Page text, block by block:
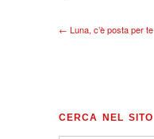
← Luna, c’è posta per te
CERCA NEL SITO